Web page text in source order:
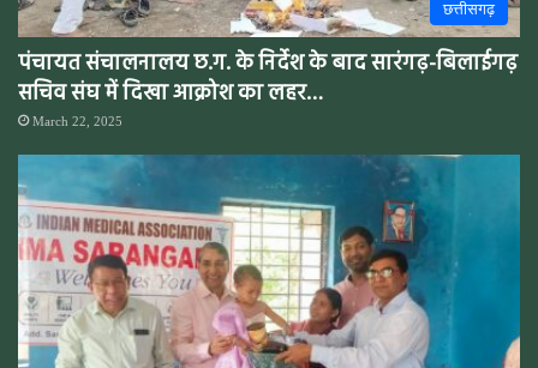
छत्तीसगढ़
पंचायत संचालनालय छ.ग. के निर्देश के बाद सारंगढ़-बिलाईगढ़
सचिव संघ में दिखा आक्रोश का लहर…
March 22, 2025